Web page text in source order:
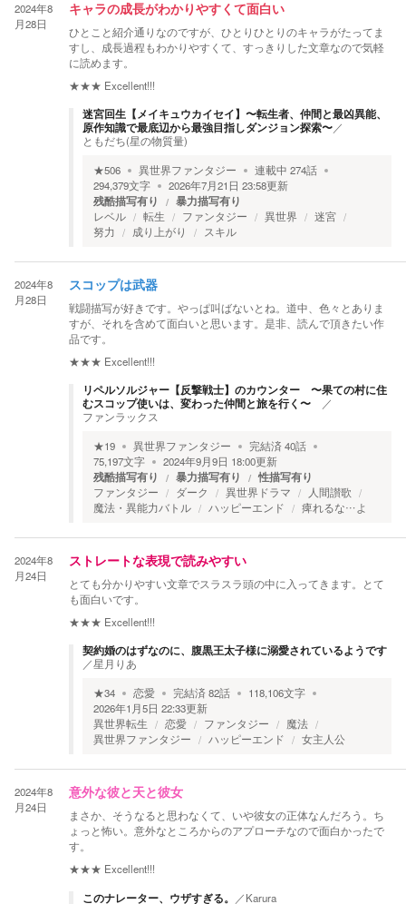
2024年8
月28日
キャラの成長がわかりやすくて面白い
ひとこと紹介通りなのですが、ひとりひとりのキャラがたってま
すし、成長過程もわかりやすくて、すっきりした文章なので気軽
に読めます。
★★★ Excellent!!!
迷宮回生【メイキュウカイセイ】〜転生者、仲間と最凶異能、
原作知識で最底辺から最強目指しダンジョン探索〜／
ともだち(星の物質量)
★506 異世界ファンタジー 連載中 274話
294,379文字 2026年7月21日 23:58更新
残酷描写有り 暴力描写有り
レベル 転生 ファンタジー 異世界
迷宮
努力
成り上がり スキル
2024年8
月28日
スコップは武器
戦闘描写が好きです。やっぱ叫ばないとね。道中、色々とありま
すが、それを含めて面白いと思います。是非、読んで頂きたい作
品です。
★★★ Excellent!!!
リペルソルジャー【反撃戦士】のカウンター 〜果ての村に住
むスコップ使いは、変わった仲間と旅を行く〜
／
ファンラックス
★19 異世界ファンタジー 完結済40話
75,197文字 2024年9月9日 18:00更新
残酷描写有り 暴力描写有り 性描写有り
ファンタジー ダーク 異世界ドラマ
人間讃歌
魔法・異能力バトル
ハッピーエンド 痺れるな…よ
2024年8
月24日
ストレートな表現で読みやすい
とても分かりやすい文章でスラスラ頭の中に入ってきます。とて
も面白いです。
★★★ Excellent!!!
契約婚のはずなのに、腹黒王太子様に溺愛されているようです
／星月りあ
★34 恋愛 完結済82話 118,106文字
2026年1月5日 22:33更新
異世界転生
恋愛 ファンタジー
魔法
異世界ファンタジー
ハッピーエンド 女主人公
2024年8
月24日
意外な彼と天と彼女
まさか、そうなると思わなくて、いや彼女の正体なんだろう。ち
ょっと怖い。意外なところからのアプローチなので面白かったで
す。
★★★ Excellent!!!
このナレーター、ウザすぎる。 ／Karura